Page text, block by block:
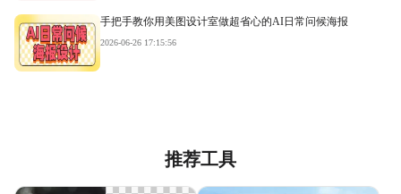
手把手教你用美图设计室做超省心的AI日常问候海报
2026-06-26 17:15:56
推荐工具